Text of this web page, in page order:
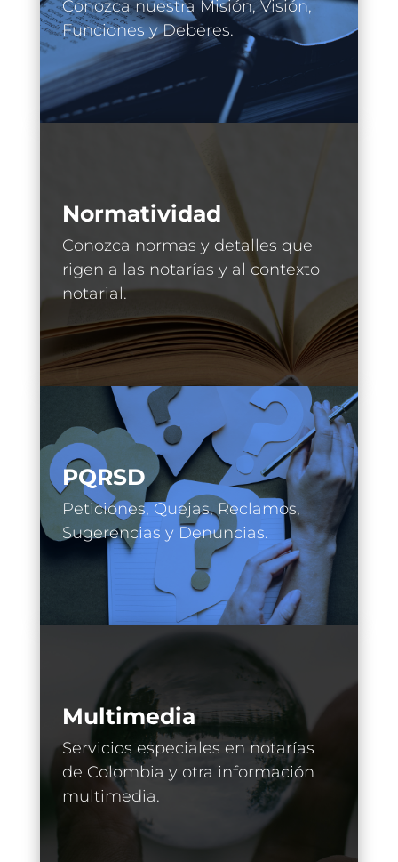
Conozca nuestra Misión, Visión,
Funciones y Deberes.
Normatividad
Conozca normas y detalles que
rigen a las notarías y al contexto
notarial.
PQRSD
Peticiones, Quejas, Reclamos,
Sugerencias y Denuncias.
Multimedia
Servicios especiales en notarías
de Colombia y otra información
multimedia.